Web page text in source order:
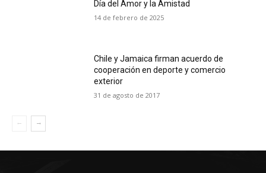
Día del Amor y la Amistad
14 de febrero de 2025
Chile y Jamaica firman acuerdo de
cooperación en deporte y comercio
exterior
31 de agosto de 2017